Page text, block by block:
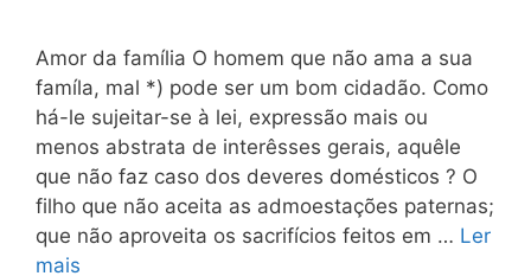
Amor da família O homem que não ama a sua
famíla, mal *) pode ser um bom cidadão. Como
há-le sujeitar-se à lei, expressão mais ou
menos abstrata de interêsses gerais, aquêle
que não faz caso dos deveres domésticos ? O
filho que não aceita as admoestações paternas;
que não aproveita os sacrifícios feitos em … Ler
mais